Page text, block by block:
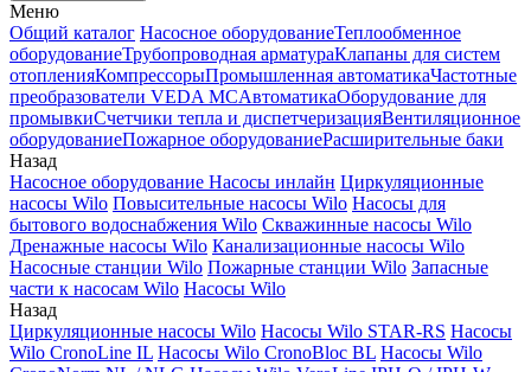
Меню
Общий каталог Насосное оборудованиеТеплообменное
оборудованиеТрубопроводная арматураКлапаны для систем
отопленияКомпрессорыПромышленная автоматикаЧастотные
преобразователи VEDA MCАвтоматикаОборудование для
промывкиСчетчики тепла и диспетчеризацияВентиляционное
оборудованиеПожарное оборудованиеРасширительные баки
Назад
Насосное оборудование Насосы инлайн Циркуляционные
насосы Wilo Повысительные насосы Wilo Насосы для
бытового водоснабжения Wilo Скважинные насосы Wilo
Дренажные насосы Wilo Канализационные насосы Wilo
Насосные станции Wilo Пожарные станции Wilo Запасные
части к насосам Wilo Насосы Wilo
Назад
Циркуляционные насосы Wilo Насосы Wilo STAR-RS Насосы
Wilo CronoLine IL Насосы Wilo CronoBloc BL Насосы Wilo